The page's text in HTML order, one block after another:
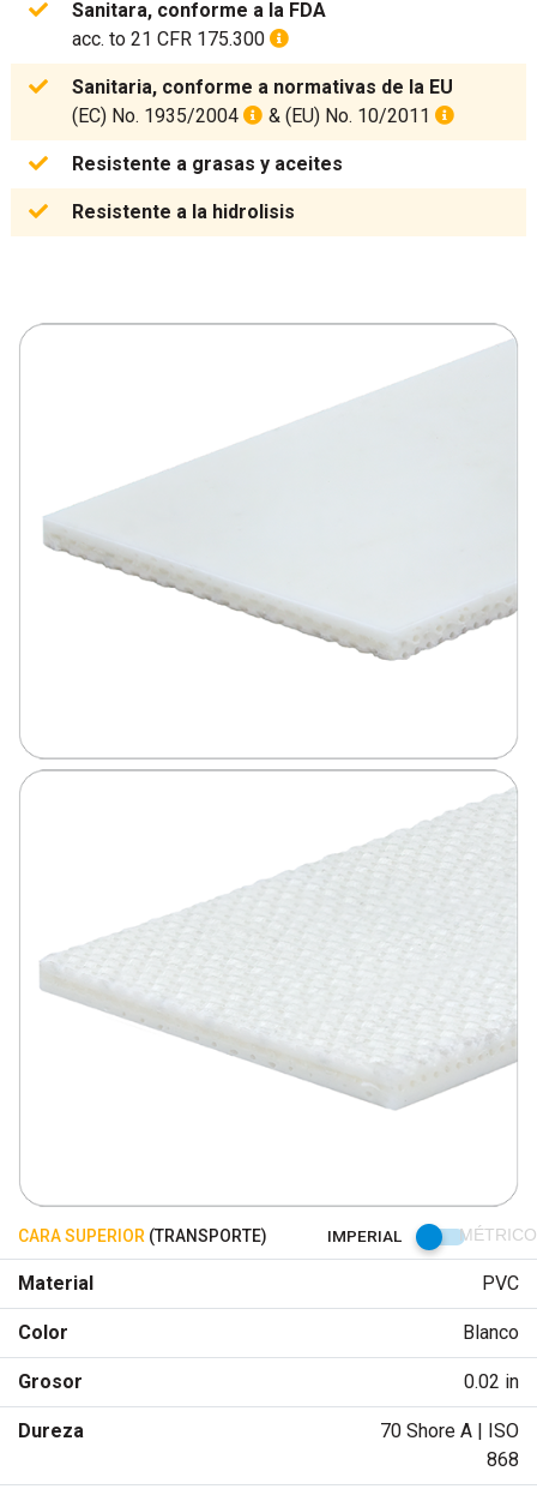
Sanitara, conforme a la FDA
acc. to 21 CFR 175.300
Sanitaria, conforme a normativas de la EU
(EC) No. 1935/2004
& (EU) No. 10/2011
Resistente a grasas y aceites
Resistente a la hidrolisis
CARA SUPERIOR (TRANSPORTE) IMPERIAL MÉTRICO
Material PVC
Color Blanco
Grosor 0.02 in
Dureza
70 Shore A | ISO
868